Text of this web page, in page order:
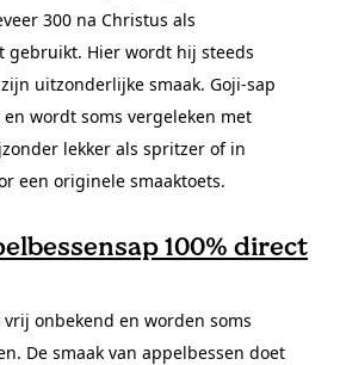
300 na Christus als
gebruikt. Hier wordt hij steeds
uitzonderlijke smaak. Goji-sap
wordt soms vergeleken met
lekker als spritzer of in
een originele smaaktoets.
100% direct
onbekend en worden soms
De smaak van appelbessen doet